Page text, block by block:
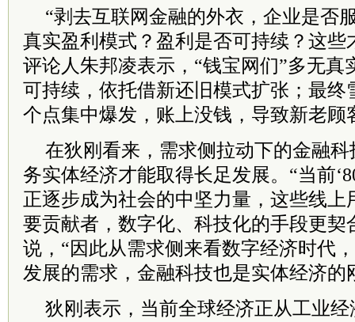
“剥去互联网金融的外衣，企业是否
真实盈利模式？盈利是否可持续？这些
评论人朱邦凌表示，“钱宝网们”多无真
可持续，依托借新还旧模式扩张；最终
个点集中爆发，账上没钱，导致新老顾
在狄刚看来，需求侧拉动下的金融
务实体经济才能取得长足发展。“当前
正逐步成为社会的中坚力量，这些线上
要贡献者，数字化、科技化的手段更契
说，“因此从需求侧来看数字经济时代
发展的需求，金融科技也是实体经济的
狄刚表示，当前全球经济正从工业